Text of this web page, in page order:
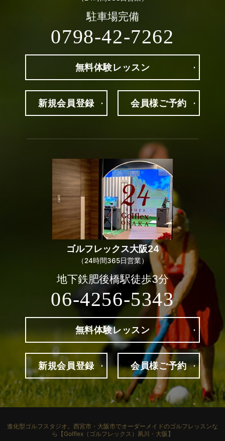
駐車場完備
0798-42-7262
無料体験レッスン
新規会員登録 会員様ご予約
ゴルフレックス大阪24
（24時間365日営業）
地下鉄肥後橋駅徒歩3分
06-4256-5343
無料体験レッスン
新規会員登録 会員様ご予約
進化型ゴルフスタジオ。 西宮市・大阪市でオーダーメイドのゴルフレッスンな
ら【Golflex（ゴルフレックス）夙川・大阪】